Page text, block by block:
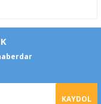
KAYDOL